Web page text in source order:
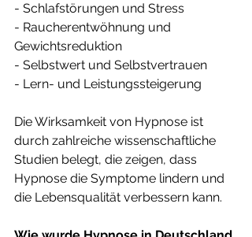
- Schlafstörungen und Stress
- Raucherentwöhnung und
Gewichtsreduktion
- Selbstwert und Selbstvertrauen
- Lern- und Leistungssteigerung
Die Wirksamkeit von Hypnose ist
durch zahlreiche wissenschaftliche
Studien belegt, die zeigen, dass
Hypnose die Symptome lindern und
die Lebensqualität verbessern kann.